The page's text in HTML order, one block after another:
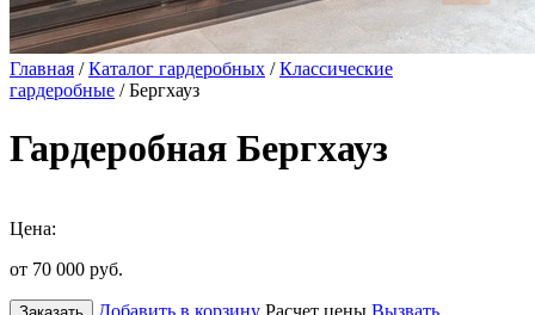
Главная /Каталог гардеробных /Классические
гардеробные / Бергхауз
Гардеробная Бергхауз
Цена:
от 70 000 руб.
Добавить в корзину Расчет цены Вызвать